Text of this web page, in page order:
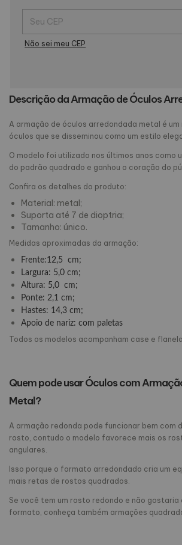
Entregas para o CEP:
Não sei meu CEP
Descrição da Armação de Óculos
A armação de óculos arredondada metal é
óculos que se disseminou como um estilo
O modelo foi utilizado nos últimos anos como
do padrão quadrado e ganhou o coração do
Confira os detalhes do produto:
Material: metal;
Suporta até 7 de dioptria;
Tamanho: único.
Medidas aproximadas da armação:
Frente:12,5 cm;
Largura: 5,0 cm;
Altura: 5,0 cm;
Ponte: 2,1 cm;
Hastes: 14,3 cm;
Apoio de nariz: com paletas
Todos os modelos acompanham case e
Quem pode usar Óculos com
Metal?
A armação redonda pode funcionar bem com
rosto, contudo o modelo favorece mais os
angulares.
Isso porque o formato arredondado cria um
mais retas de rostos quadrados.
Se você tem um rosto redondo e não
formato, conheça também armações